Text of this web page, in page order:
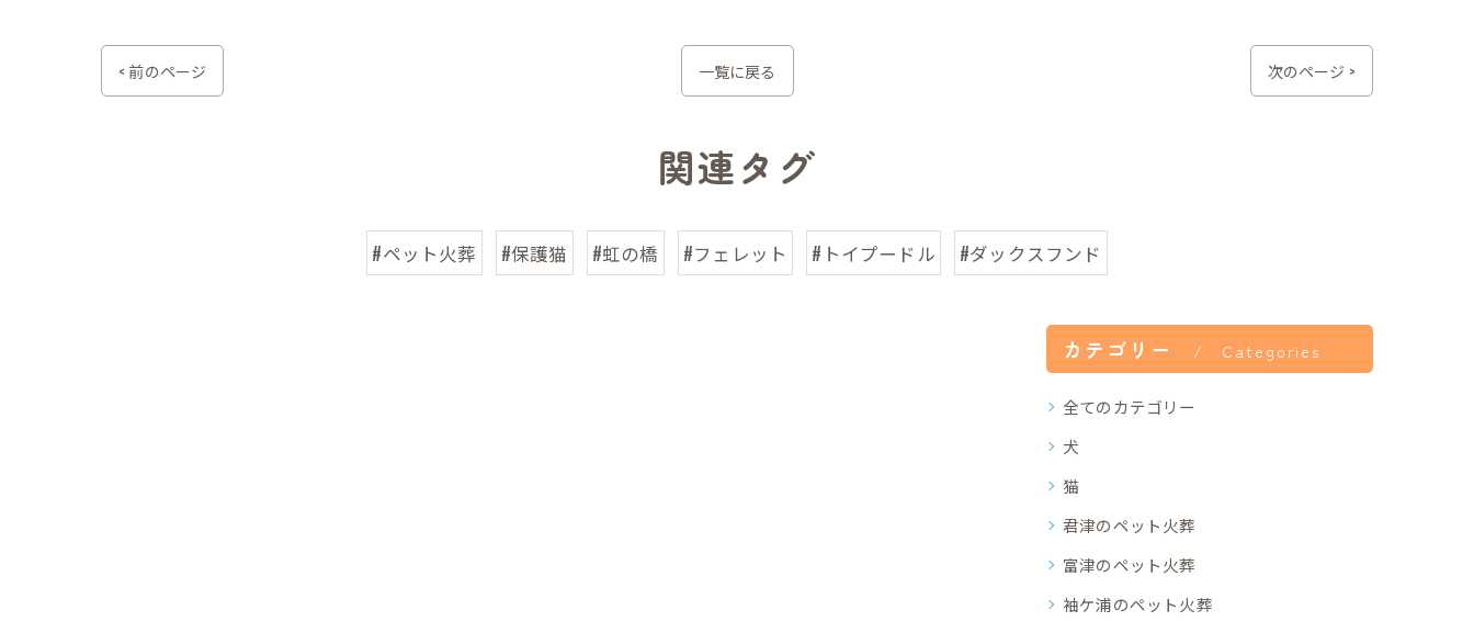
< 前のページ 一覧に戻る 次のページ >
関連タグ
#ペット火葬 #保護猫 #虹の橋 #フェレット #トイプードル #ダックスフンド
カテゴリー Categories
全てのカテゴリー
犬
猫
君津のペット火葬
富津のペット火葬
袖ケ浦のペット火葬